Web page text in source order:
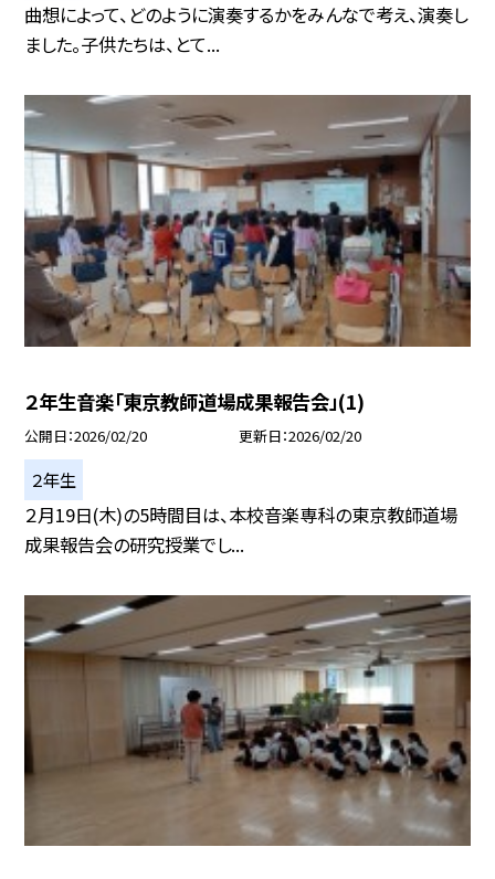
曲想によって、どのように演奏するかをみんなで考え、演奏し
ました。子供たちは、とて...
２年生音楽「東京教師道場成果報告会」(1)
公開日 2026/02/20 更新日 2026/02/20
２年生
２月19日(木)の5時間目は、本校音楽専科の東京教師道場
成果報告会の研究授業でし...